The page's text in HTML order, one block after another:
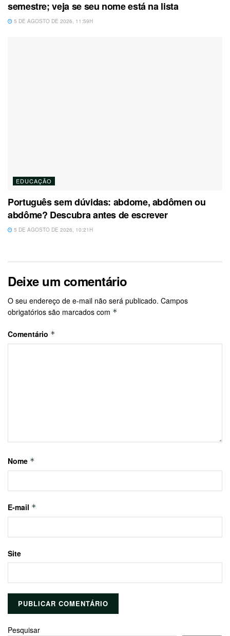
semestre; veja se seu nome está na lista
5 DE AGOSTO DE 2026, 11:59H
EDUCAÇÃO
Português sem dúvidas: abdome, abdômen ou
abdôme? Descubra antes de escrever
5 DE AGOSTO DE 2026, 10:21H
Deixe um comentário
O seu endereço de e-mail não será publicado. Campos
obrigatórios são marcados com *
Comentário *
Nome *
E-mail *
Site
Pesquisar